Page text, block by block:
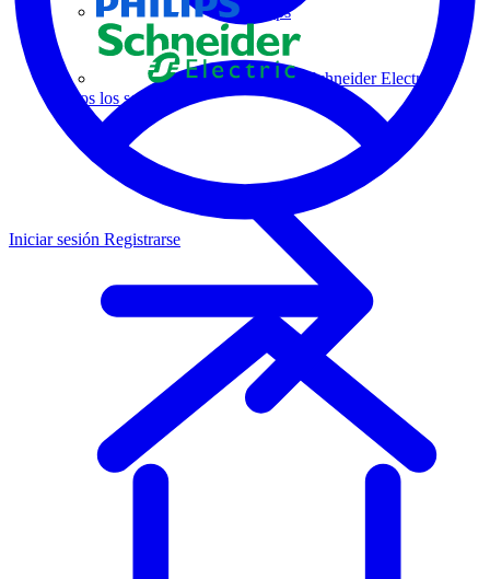
Philips
Schneider Electric
Todos los socios
Iniciar sesión Registrarse